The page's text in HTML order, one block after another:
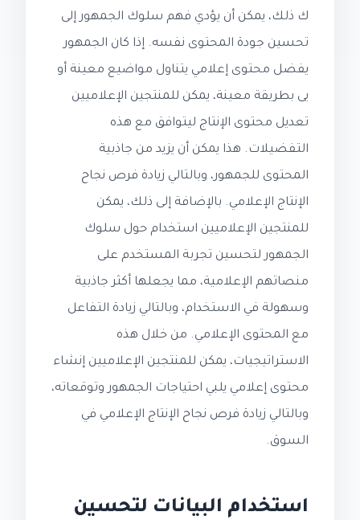
ك ذلك، يمكن أن يؤدي فهم سلوك الجمهور إلى
تحسين جودة المحتوى نفسه. إذا كان الجمهور
يفضل محتوى إعلامي يتناول مواضيع معينة أو
يى بطريقة معينة، يمكن للمنتجين الإعلاميين
تعديل محتوى الإنتاج ليتوافق مع هذه
التفضيلات. هذا يمكن أن يزيد من جاذبية
المحتوى للجمهور، وبالتالي زيادة فرص نجاح
الإنتاج الإعلامي. بالإضافة إلى ذلك، يمكن
للمنتجين الإعلاميين استخدام حول سلوك
الجمهور لتحسين تجربة المستخدم على
منصاتهم الإعلامية، مما يجعلها أكثر جاذبية
وسهولة في الاستخدام، وبالتالي زيادة التفاعل
مع المحتوى الإعلامي. من خلال هذه
الاستراتيجيات، يمكن للمنتجين الإعلاميين إنشاء
محتوى إعلامي يلبي احتياجات الجمهور وتوقعاته،
وبالتالي زيادة فرص نجاح الإنتاج الإعلامي في
السوق.
استخدام البيانات لتحسين